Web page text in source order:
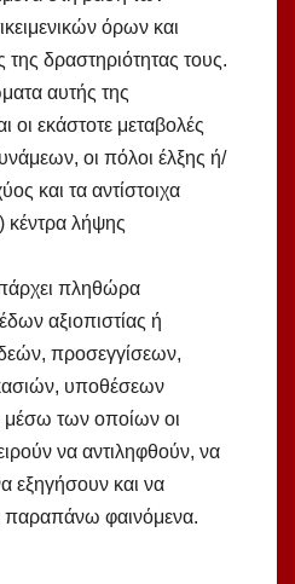
όρων και
δραστηριότητας τους.
αυτής της
οι εκάστοτε μεταβολές
οι πόλοι έλξης ή/
και τα αντίστοιχα
κέντρα λήψης
πληθώρα
αξιοπιστίας ή
προσεγγίσεων,
υποθέσεων
μέσω των οποίων οι
να αντιληφθούν, να
εξηγήσουν και να
φαινόμενα.